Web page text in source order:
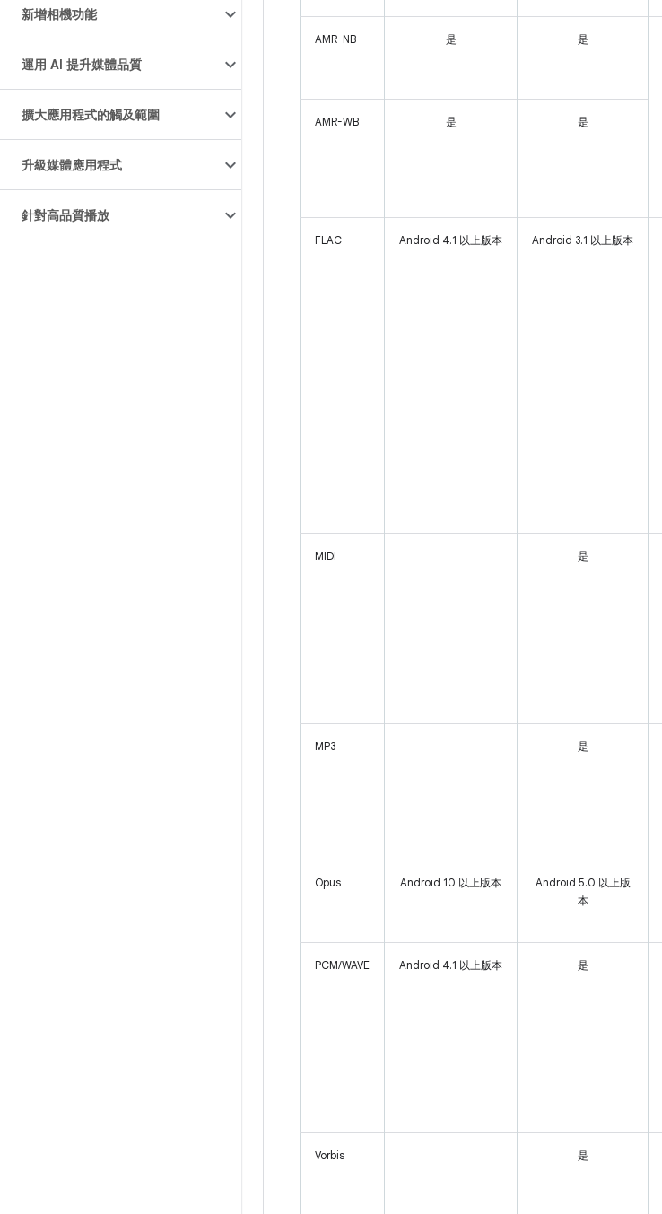
新增相機功能
運用 AI 提升媒體品質
擴大應用程式的觸及範圍
升級媒體應用程式
針對高品質播放
AMR-NB 是 是
AMR-WB 是 是
FLAC Android 4.1 以上版本 Android 3.1 以上版本
MIDI 是
MP3 是
Opus Android 10 以上版本
Android 5.0 以上版
本
PCM/WAVE Android 4.1 以上版本 是
Vorbis 是